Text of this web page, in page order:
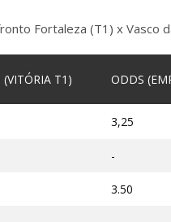
Fortaleza (T1) x Vasco
T1) ODDS
3,25
-
3.50